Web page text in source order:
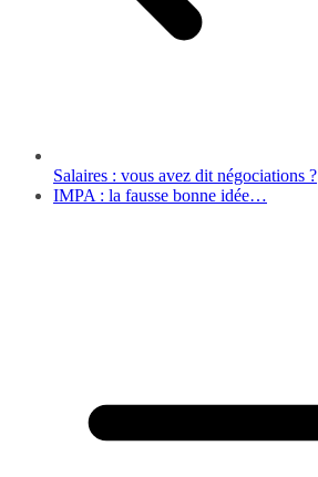
Salaires : vous avez dit négociations ?
IMPA : la fausse bonne idée…